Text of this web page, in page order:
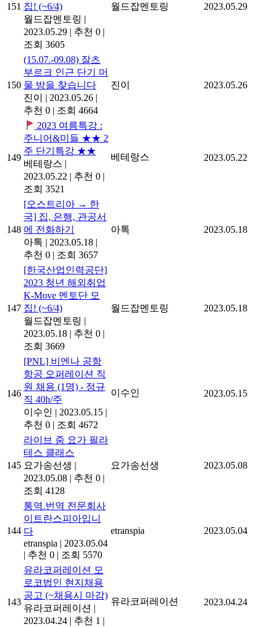
151 집! (~6/4)
월드잡멘토링 |
2023.05.29 | 추천 0 |
조회 3605
월드잡멘토링 2023.05.29
150
(15.07.-09.08) 잘츠
부르크 인근 단기 머
물 방을 찾습니다
진이
| 2023.05.26 |
추천 0 | 조회 4664
진이 2023.05.26
149
2023 여름특강 :
주니어&미들 ★★ 2
주 단기특강 ★★
베테랑스 |
2023.05.22 | 추천 0 |
조회 3521
베테랑스 2023.05.22
148
[오스트리아 → 한
국] 집, 은행, 관공서
에 전화하기
아톡 | 2023.05.18 |
추천 0 | 조회 3657
아톡 2023.05.18
147
[한국산업인력공단]
2023 청년 해외취업
K-Move 멘토단 모
집! (~6/4)
월드잡멘토링 |
2023.05.18 | 추천 0 |
조회 3669
월드잡멘토링 2023.05.18
146
[PNL] 비엔나 공항
항공 오퍼레이션 직
원 채용 (1명) - 정규
직 40h/주
이수인 | 2023.05.15 |
추천 0 | 조회 4672
이수인 2023.05.15
145
라이브 줌 요가 필라
테스 클래스
요가송선생 |
2023.05.08 | 추천 0 |
조회 4128
요가송선생 2023.05.08
144
통역.번역 전문회사
이트란스피아입니
다
etranspia | 2023.05.04
| 추천 0 | 조회 5570
etranspia 2023.05.04
143
유라코퍼레이션 모
로코법인 현지채용
공고 (~채용시 마감)
유라코퍼레이션 |
2023.04.24 | 추천 1 |
유라코퍼레이션 2023.04.24